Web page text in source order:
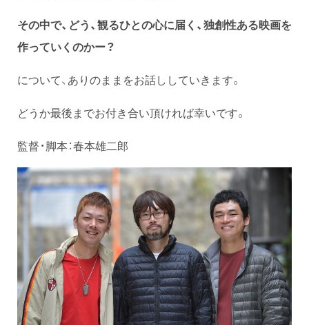
その中で、どう、観るひとの心に届く、独創性ある映画を
作っていくのかー？
について、ありのままをお話ししていきます。
どうか最後までお付き合い頂ければ幸いです。
監督・脚本：春本雄二郎